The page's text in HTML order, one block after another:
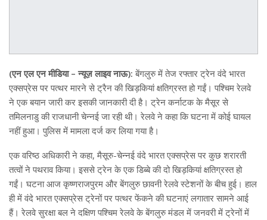
(एन एल एन मीडिया – न्यूज़ लाइव नाऊ): बेंगलुरु में तेज रफ्तार ट्रेन वंदे भारत
एक्सप्रेस पर पत्थर मारने से ट्रैन की खिड़कियां क्षतिग्रस्त हो गईं। पश्चिम रेलवे
ने एक बयान जारी कर इसकी जानकारी दी है। ट्रेन कर्नाटक के मैसूर से
तमिलनाडु की राजधानी चेन्नई जा रही थी। रेलवे ने कहा कि घटना में कोई घायल
नहीं हुआ। पुलिस में मामला दर्ज कर लिया गया है।
एक वरिष्ठ अधिकारी ने कहा, मैसूरु-चेन्नई वंदे भारत एक्सप्रेस पर कुछ शरारती
तत्वों ने पथराव किया। इससे ट्रेन के एक डिब्बे की दो खिड़कियां क्षतिग्रस्त हो
गईं। घटना आज कृष्णराजपुरम और बेंगलुरु छावनी रेलवे स्टेशनों के बीच हुई। हाल
ही में वंदे भारत एक्सप्रेस ट्रेनों पर पत्थर फेंकने की घटनाएं लगातार सामने आई
हैं। रेलवे सुरक्षा बल ने दक्षिण पश्चिम रेलवे के बेंगलुरु मंडल में जनवरी में ट्रेनों में